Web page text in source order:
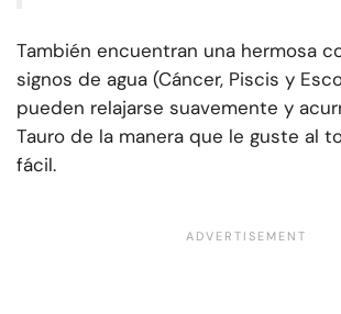
También encuentran una hermosa
signos de agua (Cáncer, Piscis y
pueden relajarse suavemente y
Tauro de la manera que le guste al
fácil.